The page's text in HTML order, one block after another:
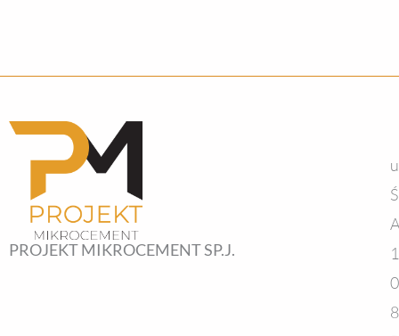
PROJEKT MIKROCEMENT SP.J.